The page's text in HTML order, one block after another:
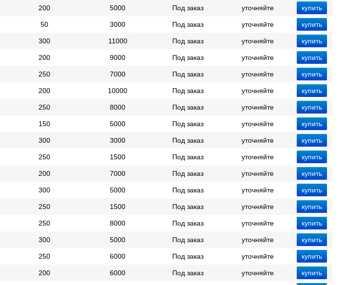
200 5000 Под заказ уточняйте
50 3000 Под заказ уточняйте
300 11000 Под заказ уточняйте
200 9000 Под заказ уточняйте
250 7000 Под заказ уточняйте
200 10000 Под заказ уточняйте
250 8000 Под заказ уточняйте
150 5000 Под заказ уточняйте
300 3000 Под заказ уточняйте
250 1500 Под заказ уточняйте
200 7000 Под заказ уточняйте
300 5000 Под заказ уточняйте
250 1500 Под заказ уточняйте
250 8000 Под заказ уточняйте
300 5000 Под заказ уточняйте
250 6000 Под заказ уточняйте
200 6000 Под заказ уточняйте